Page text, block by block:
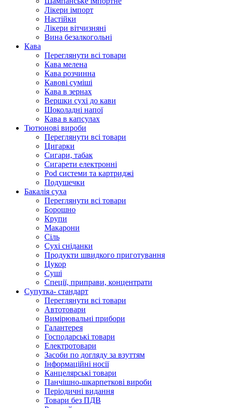
Лікери імпорт
Настійки
Лікери вітчизняні
Вина безалкогольні
Кава
Переглянути всі товари
Кава мелена
Кава розчинна
Кавові суміші
Кава в зернах
Вершки сухі до кави
Шоколадні напої
Кава в капсулах
Тютюнові вироби
Переглянути всі товари
Цигарки
Сигари, табак
Сигарети електронні
Pod системи та картриджі
Подушечки
Бакалія суха
Переглянути всі товари
Борошно
Крупи
Макарони
Сіль
Сухі сніданки
Продукти швидкого приготування
Цукор
Суші
Спеції, приправи, концентрати
Супутка- стандарт
Переглянути всі товари
Автотовари
Вимірювальні прибори
Галантерея
Господарські товари
Електротовари
Засоби по догляду за взуттям
Інформаційні носії
Канцелярські товари
Панчішно-шкарпеткові вироби
Періодичні видання
Товари без ПДВ